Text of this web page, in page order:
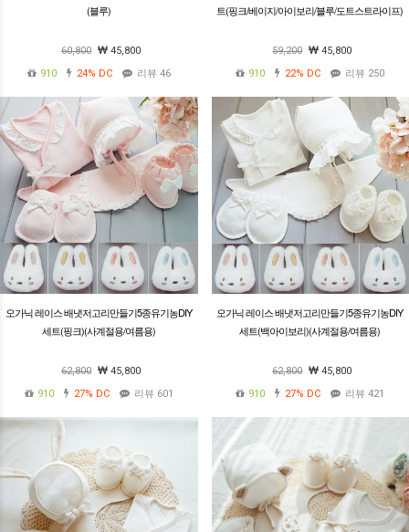
(블루)
60,800
45,800
910
24% DC 리뷰 46
트(핑크/베이지/아이보리/블루/도트스트라이프)
59,200
45,800
910
22% DC 리뷰 250
오가닉 레이스 배냇저고리만들기5종유기농DIY
세트(핑크)(사계절용/여름용)
62,800
45,800
910
27% DC 리뷰 601
오가닉 레이스 배냇저고리만들기5종유기농DIY
세트(백아이보리)(사계절용/여름용)
62,800
45,800
910
27% DC 리뷰 421